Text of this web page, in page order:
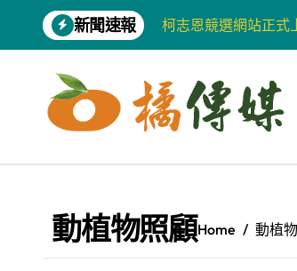
content
新聞速報
柯志恩競選網站正式
藍綠市長參選人對無
爭取原住民選票 柯志
雅安 天府之肺裡的
高科大機電系與日本
動植物照顧Home 動植